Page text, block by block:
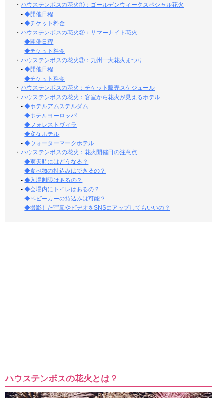
・ハウステンボスの花火①：ゴールデンウィークスペシャル花火
-◆開催日程
-◆チケット料金
・ハウステンボスの花火②：サマーナイト花火
-◆開催日程
-◆チケット料金
・ハウステンボスの花火③：九州一大花火まつり
-◆開催日程
-◆チケット料金
・ハウステンボスの花火：チケット販売スケジュール
・ハウステンボスの花火：客室から花火が見えるホテル
-◆ホテルアムステルダム
-◆ホテルヨーロッパ
-◆フォレストヴィラ
-◆変なホテル
-◆ウォーターマークホテル
・ハウステンボスの花火：花火開催日の注意点
-◆雨天時にはどうなる？
-◆食べ物の持込みはできるの？
-◆入場制限はあるの？
-◆会場内にトイレはあるの？
-◆ベビーカーの持込みは可能？
-◆撮影した写真やビデオをSNSにアップしてもいいの？
ハウステンボスの花火とは？